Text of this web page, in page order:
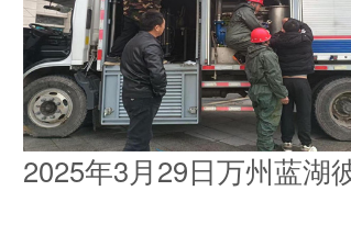
2025年3月29日万州蓝湖